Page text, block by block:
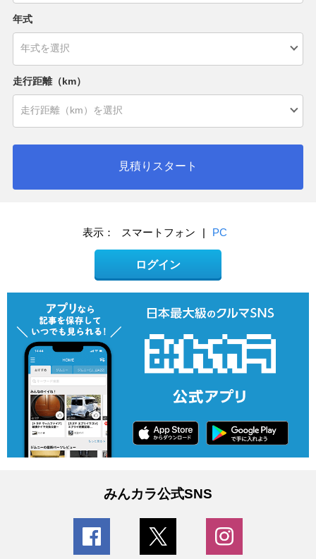
年式
走行距離（km）
見積りスタート
表示： スマートフォン | PC
ログイン
みんカラ公式SNS